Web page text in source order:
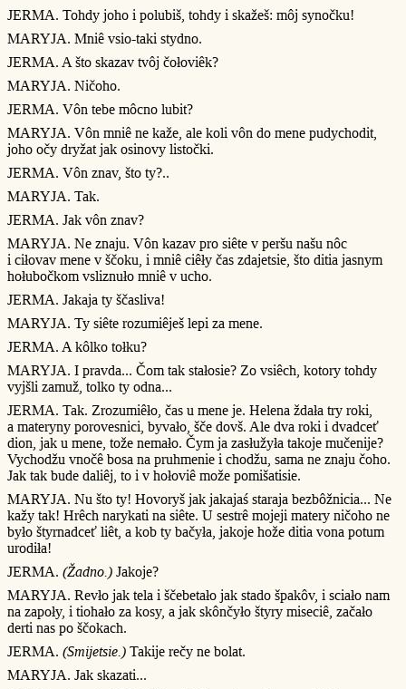
JERMA. Tohdy joho i polubiš, tohdy i skažeš: môj synočku!
MARYJA. Mniê vsio-taki stydno.
JERMA. A što skazav tvôj čołoviêk?
MARYJA. Ničoho.
JERMA. Vôn tebe môcno lubit?
MARYJA. Vôn mniê ne kaže, ale koli vôn do mene pudychodit,
joho očy dryžat jak osinovy listočki.
JERMA. Vôn znav, što ty?..
MARYJA. Tak.
JERMA. Jak vôn znav?
MARYJA. Ne znaju. Vôn kazav pro siête v peršu našu nôc
i ciłovav mene v ščoku, i mniê ciêły čas zdajetsie, što ditia jasnym
hołubočkom vsliznuło mniê v ucho.
JERMA. Jakaja ty ščasliva!
MARYJA. Ty siête rozumiêješ lepi za mene.
JERMA. A kôlko tołku?
MARYJA. I pravda... Čom tak stałosie? Zo vsiêch, kotory tohdy
vyjšli zamuž, tolko ty odna...
JERMA. Tak. Zrozumiêło, čas u mene je. Helena ždała try roki,
a materyny porovesnici, byvało, šče dovš. Ale dva roki i dvadceť
dion, jak u mene, tože nemało. Čym ja zasłužyła takoje mučenije?
Vychodžu vnočê bosa na pruhmenie i chodžu, sama ne znaju čoho.
Jak tak bude daliêj, to i v hołoviê može pomišatisie.
MARYJA. Nu što ty! Hovoryš jak jakajaś staraja bezbôžnicia... Ne
kažy tak! Hrêch narykati na siête. U sestrê mojeji matery ničoho ne
było štyrnadceť liêt, a kob ty bačyła, jakoje hože ditia vona potum
urodiła!
JERMA. (Žadno.) Jakoje?
MARYJA. Revło jak tela i ščebetało jak stado špakôv, i sciało nam
na zapoły, i tiohało za kosy, a jak skônčyło štyry miseciê, začało
derti nas po ščokach.
JERMA. (Smijetsie.) Takije rečy ne bolat.
MARYJA. Jak skazati...